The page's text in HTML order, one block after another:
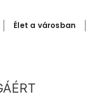
Élet a városban